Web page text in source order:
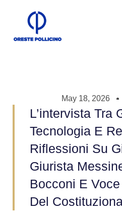
May 18, 2026
L’intervista Tra
Tecnologia E
Riflessioni Su
Giurista
Bocconi E
Del